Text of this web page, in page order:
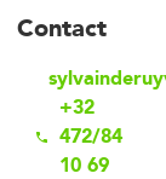
Contact
+32
472/84
10 69